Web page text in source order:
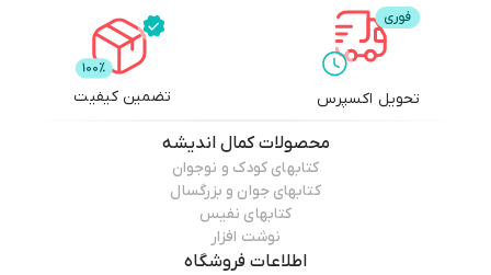
تحویل اکسپرس تضمین کیفیت
محصولاتکمال اندیشه
کتابهای کودک و نوجوان
کتابهای جوان و بزرگسال
کتابهای نفیس
نوشت افزار
اطلاعات فروشگاه